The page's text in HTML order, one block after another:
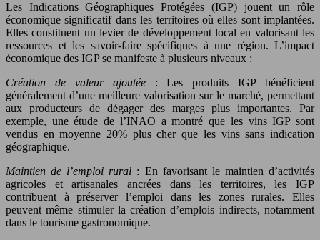
Les Indications Géographiques Protégées (IGP) jouent un rôle
économique significatif dans les territoires où elles sont implantées.
Elles constituent un levier de développement local en valorisant les
ressources et les savoir-faire spécifiques à une région. L’impact
économique des IGP se manifeste à plusieurs niveaux :
Création de valeur ajoutée : Les produits IGP bénéficient
généralement d’une meilleure valorisation sur le marché, permettant
aux producteurs de dégager des marges plus importantes. Par
exemple, une étude de l’INAO a montré que les vins IGP sont
vendus en moyenne 20% plus cher que les vins sans indication
géographique.
Maintien de l’emploi rural : En favorisant le maintien d’activités
agricoles et artisanales ancrées dans les territoires, les IGP
contribuent à préserver l’emploi dans les zones rurales. Elles
peuvent même stimuler la création d’emplois indirects, notamment
dans le tourisme gastronomique.